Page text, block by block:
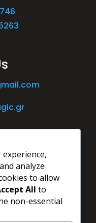
analyze
to allow
All to
non-essential